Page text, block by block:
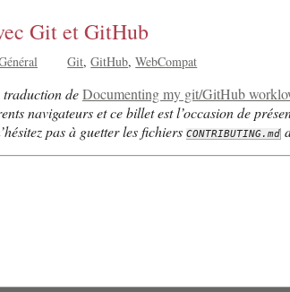
Git et GitHub
Git GitHub WebCompat
traduction deDocumenting my git/GitHub
navigateurs et ce billet est l’occasion de
pas à guetter les fichiers CONTRIBUTING.md